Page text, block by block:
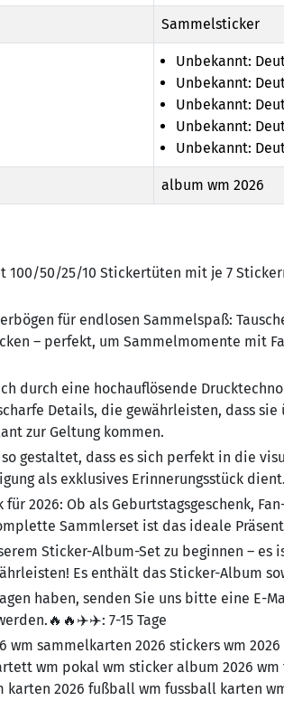
Sammelsticker
Unbekannt:
Unbekannt:
Unbekannt:
Unbekannt:
Unbekannt:
album wm 2026
100/50/25/10 Stickertüten mit je 7
für endlosen Sammelspaß:
– perfekt, um Sammelmomente mit
durch eine hochauflösende
Details, die gewährleisten, dass
zur Geltung kommen.
gestaltet, dass es sich perfekt in die
als exklusives Erinnerungsstück dient.
für 2026: Ob als Geburtstagsgeschenk,
Sammlerset ist das ideale
Sticker-Album-Set zu beginnen –
Es enthält das Sticker-Album
haben, senden Sie uns bitte eine E-
7-15 Tage
wm sammelkarten 2026 stickers wm
wm pokal wm sticker album 2026
karten 2026 fußball wm fussball karten